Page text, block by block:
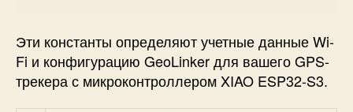
Эти константы определяют учетные данные Wi-
Fi и конфигурацию GeoLinker для вашего GPS-
трекера с микроконтроллером XIAO ESP32-S3.